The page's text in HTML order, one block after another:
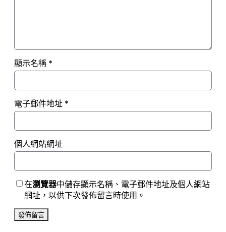
顯示名稱 *
電子郵件地址 *
個人網站網址
在瀏覽器中儲存顯示名稱、電子郵件地址及個人網站
網址，以供下次發佈留言時使用。